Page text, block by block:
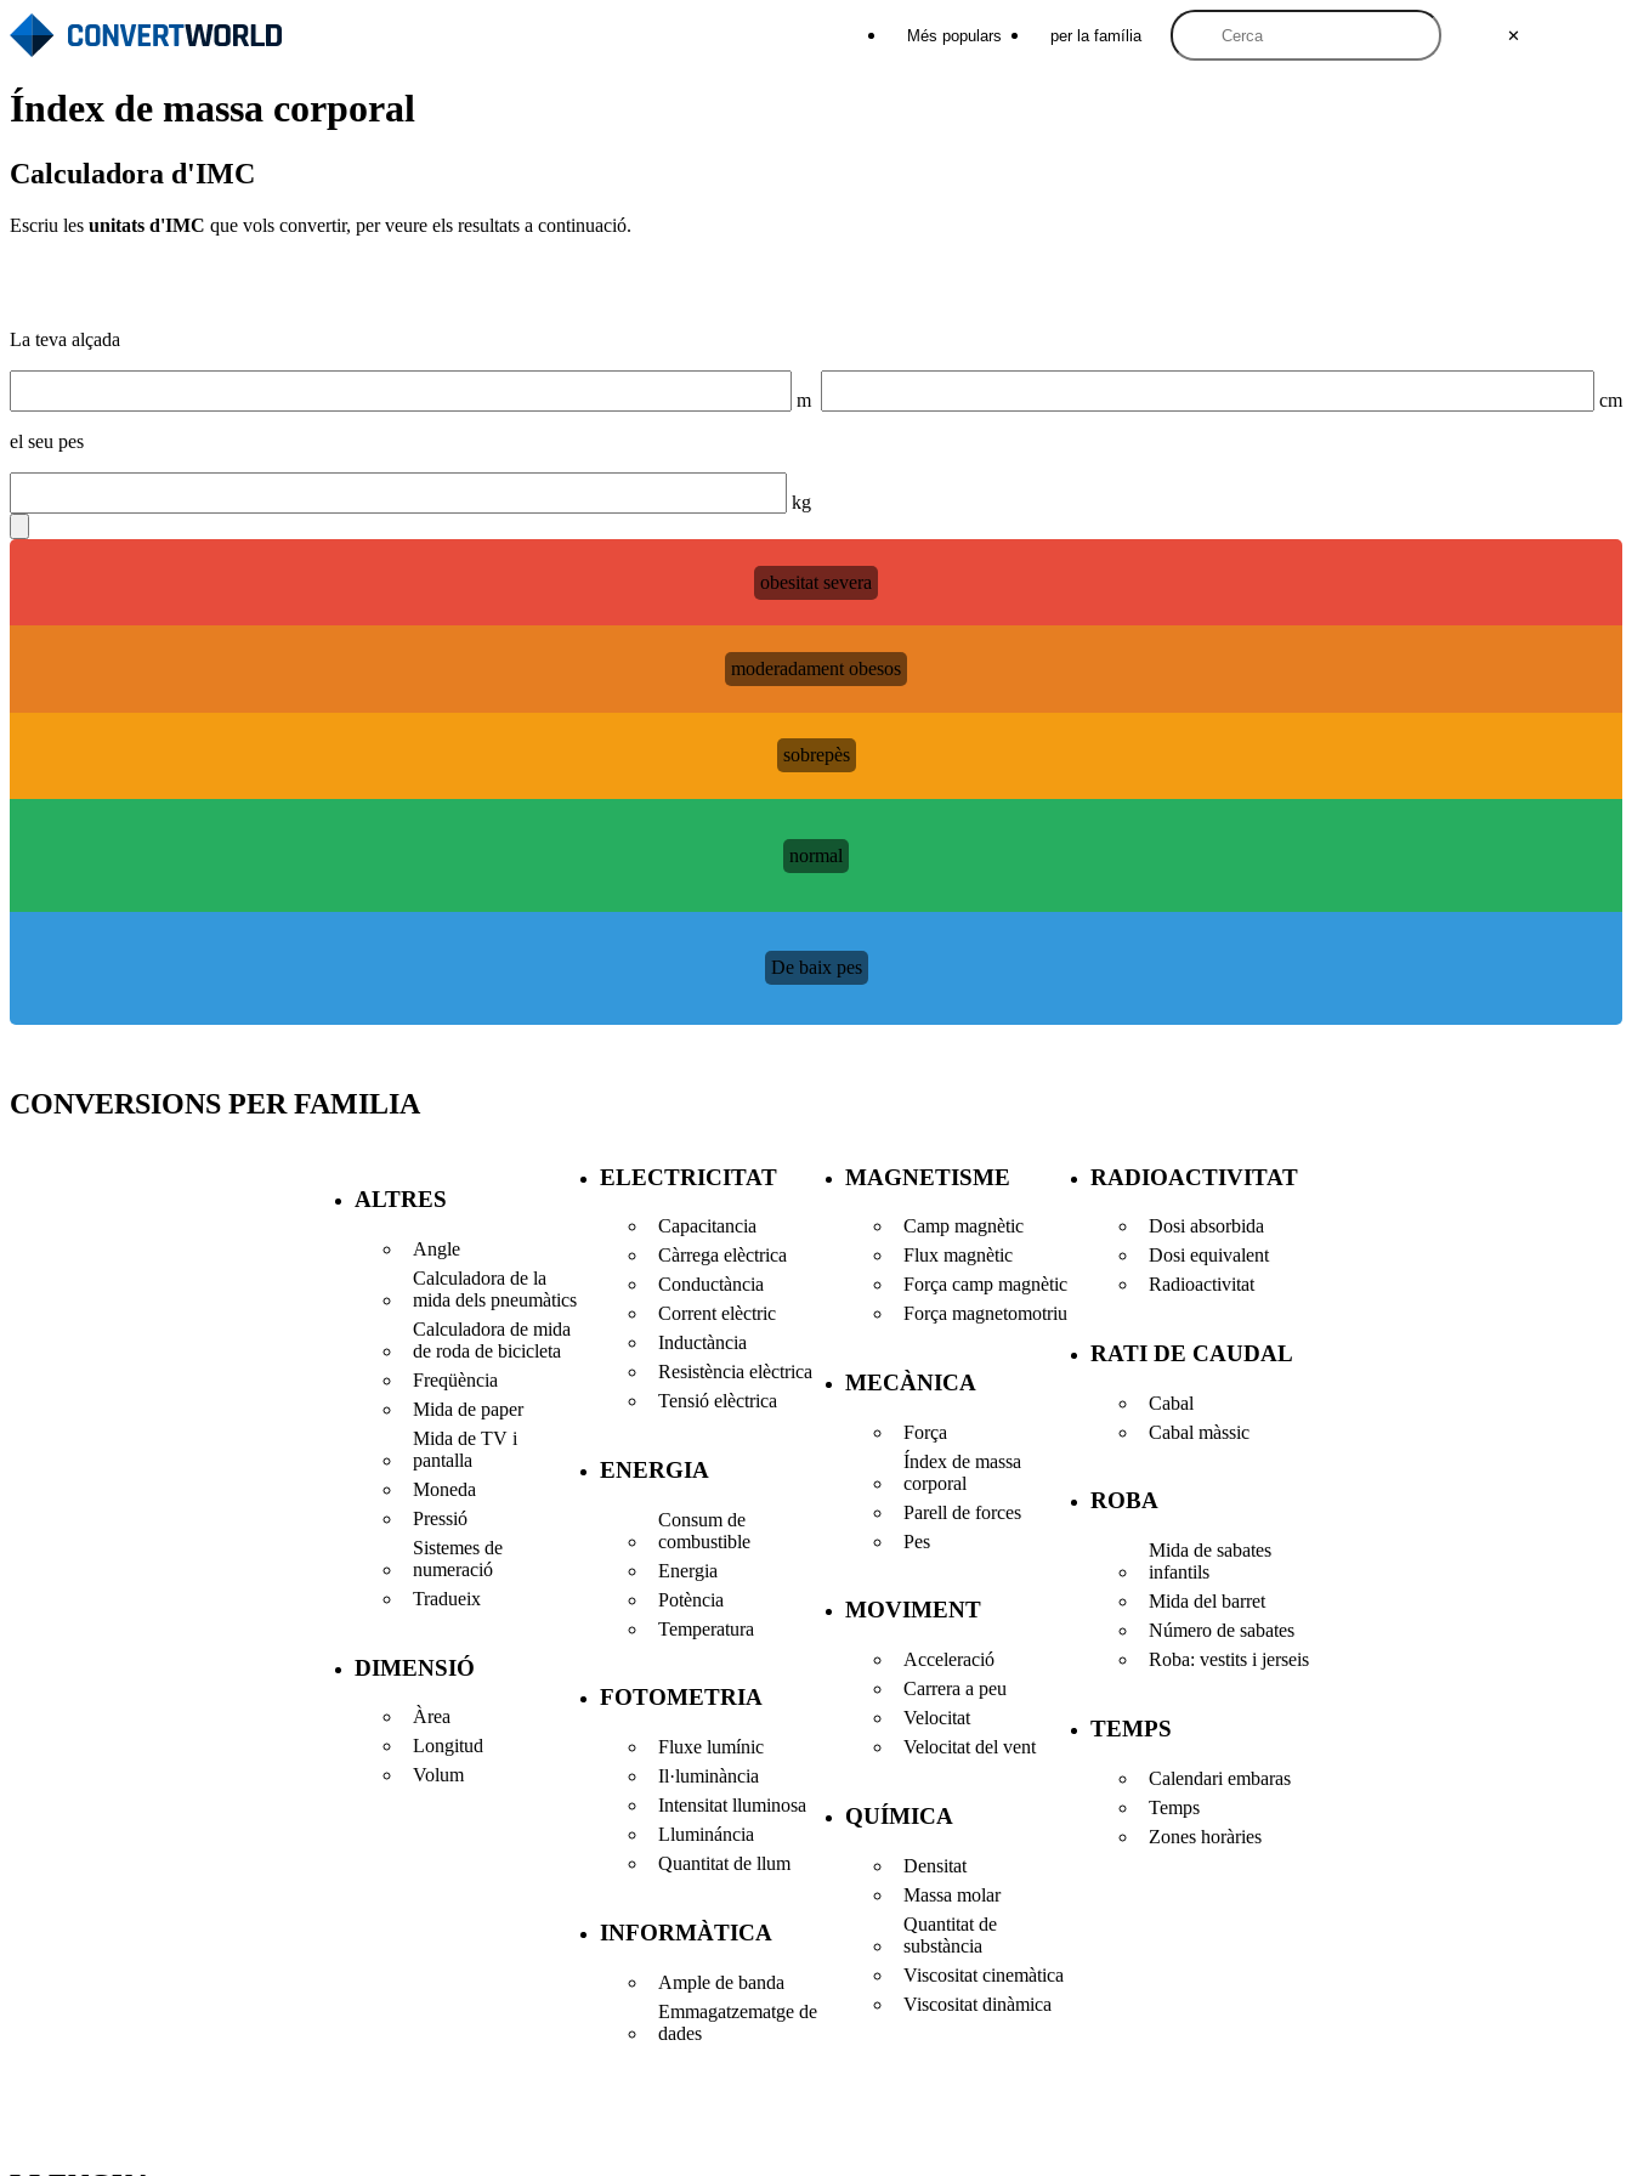
✕
Més populars per la família
Índex de massa corporal
Calculadora d'IMC
Escriu les unitats d'IMC que vols convertir, per veure els resultats a continuació.
La teva alçada
m
cm
el seu pes
kg
De baix pes
normal
sobrepès
moderadament obesos
obesitat severa
CONVERSIONS PER FAMILIA
ALTRES
Angle
Calculadora de la
mida dels pneumàtics
Calculadora de mida
de roda de bicicleta
Freqüència
Mida de paper
Mida de TV i
pantalla
Moneda
Pressió
Sistemes de
numeració
Tradueix
DIMENSIÓ
Àrea
Longitud
Volum
ELECTRICITAT
Capacitancia
Càrrega elèctrica
Conductància
Corrent elèctric
Inductància
Resistència elèctrica
Tensió elèctrica
ENERGIA
Consum de
combustible
Energia
Potència
Temperatura
FOTOMETRIA
Fluxe lumínic
Il·luminància
Intensitat lluminosa
Llumináncia
Quantitat de llum
INFORMÀTICA
Ample de banda
Emmagatzematge de
dades
MAGNETISME
Camp magnètic
Flux magnètic
Força camp magnètic
Força magnetomotriu
MECÀNICA
Força
Índex de massa
corporal
Parell de forces
Pes
MOVIMENT
Acceleració
Carrera a peu
Velocitat
Velocitat del vent
QUÍMICA
Densitat
Massa molar
Quantitat de
substància
Viscositat cinemàtica
Viscositat dinàmica
RADIOACTIVITAT
Dosi absorbida
Dosi equivalent
Radioactivitat
RATI DE CAUDAL
Cabal
Cabal màssic
ROBA
Mida de sabates
infantils
Mida del barret
Número de sabates
Roba: vestits i jerseis
TEMPS
Calendari embaras
Temps
Zones horàries